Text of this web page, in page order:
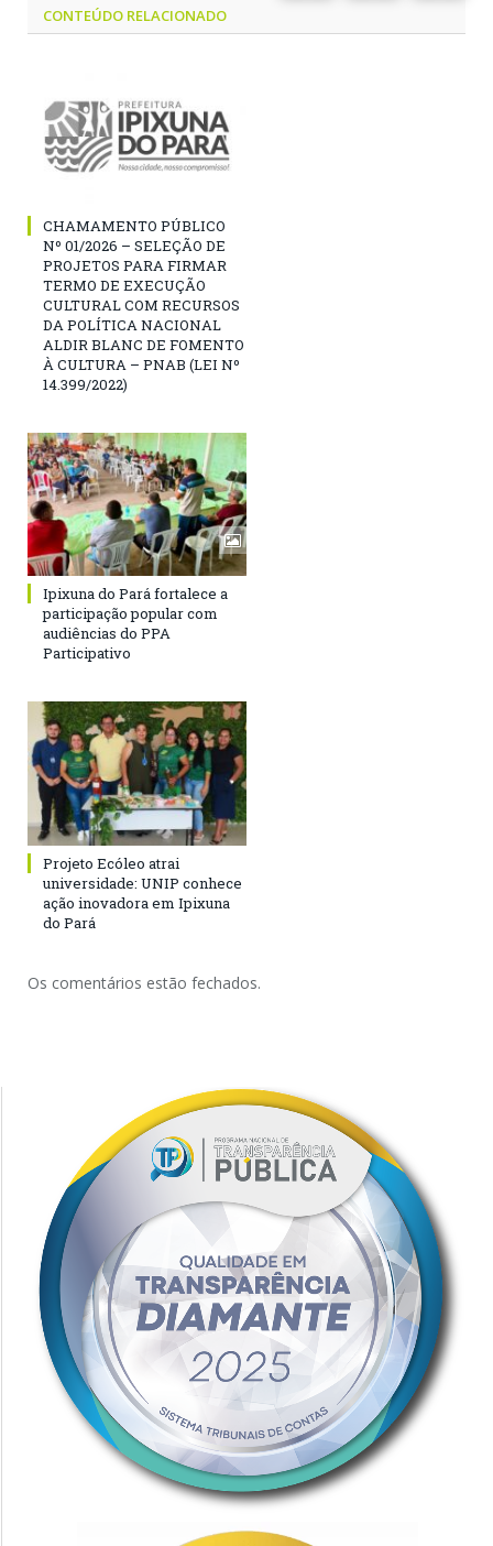
CONTEÚDO RELACIONADO
CHAMAMENTO PÚBLICO
Nº 01/2026 – SELEÇÃO DE
PROJETOS PARA FIRMAR
TERMO DE EXECUÇÃO
CULTURAL COM RECURSOS
DA POLÍTICA NACIONAL
ALDIR BLANC DE FOMENTO
À CULTURA – PNAB (LEI Nº
14.399/2022)
Ipixuna do Pará fortalece a
participação popular com
audiências do PPA
Participativo
Projeto Ecóleo atrai
universidade: UNIP conhece
ação inovadora em Ipixuna
do Pará
Os comentários estão fechados.